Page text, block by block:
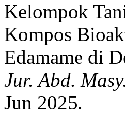
Kelompok
Kompos
Edamame di
Jur. Abd.
Jun 2025.